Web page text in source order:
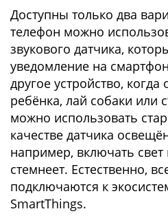
Доступны только два
телефон можно
звукового датчика,
уведомление на
другое устройство,
ребёнка, лай собаки или
можно использовать
качестве датчика
например, включать
стемнеет. Естественно,
подключаются к
SmartThings.